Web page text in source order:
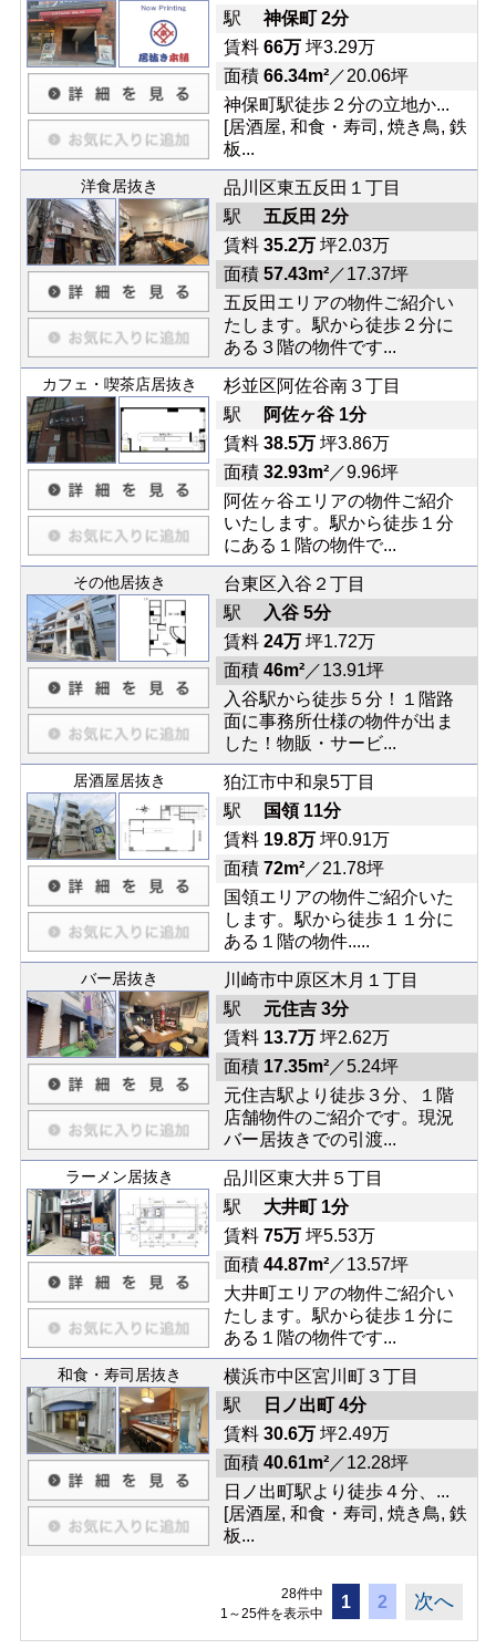
駅 神保町 2分
賃料 66万坪3.29万
面積 66.34m²／20.06坪
神保町駅徒歩２分の立地か...
[居酒屋, 和食・寿司, 焼き鳥, 鉄
板...
洋食居抜き
品川区東五反田１丁目
駅 五反田 2分
賃料 35.2万坪2.03万
面積 57.43m²／17.37坪
五反田エリアの物件ご紹介い
たします。駅から徒歩２分に
ある３階の物件です...
カフェ・喫茶店居抜き
杉並区阿佐谷南３丁目
駅
阿佐ヶ谷 1分
賃料 38.5万坪3.86万
面積 32.93m²／9.96坪
阿佐ヶ谷エリアの物件ご紹介
いたします。駅から徒歩１分
にある１階の物件で...
その他居抜き
台東区入谷２丁目
駅
入谷 5分
賃料 24万坪1.72万
面積 46m²／13.91坪
入谷駅から徒歩５分！１階路
面に事務所仕様の物件が出ま
した！物販・サービ...
居酒屋居抜き
狛江市中和泉5丁目
駅
国領 11分
賃料 19.8万坪0.91万
面積 72m²／21.78坪
国領エリアの物件ご紹介いた
します。駅から徒歩１１分に
ある１階の物件.....
バー居抜き
川崎市中原区木月１丁目
駅 元住吉 3分
賃料 13.7万坪2.62万
面積 17.35m²／5.24坪
元住吉駅より徒歩３分、１階
店舗物件のご紹介です。現況
バー居抜きでの引渡...
ラーメン居抜き
品川区東大井５丁目
駅 大井町 1分
賃料 75万坪5.53万
面積 44.87m²／13.57坪
大井町エリアの物件ご紹介い
たします。駅から徒歩１分に
ある１階の物件です...
和食・寿司居抜き
横浜市中区宮川町３丁目
駅
日ノ出町 4分
賃料 30.6万坪2.49万
面積 40.61m²／12.28坪
日ノ出町駅より徒歩４分、...
[居酒屋, 和食・寿司, 焼き鳥, 鉄
板...
1 2 次へ
28件中
1～25件を表示中